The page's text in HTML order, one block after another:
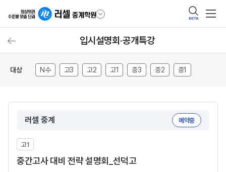
BETA
입시설명회·공개특강
대상 N수 고3 고2 고1 중3 중2 중1
러셀 중계 예약중
고1
중간고사 대비 전략 설명회_선덕고